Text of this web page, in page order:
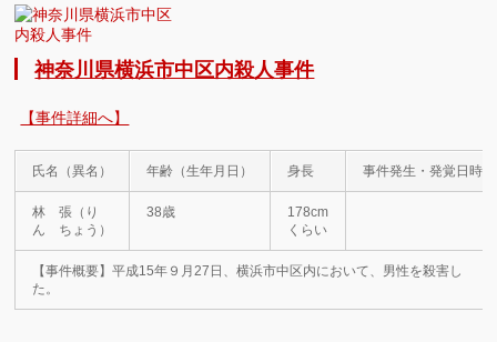
神奈川県横浜市中区内殺人事件
【事件詳細へ】
氏名（異名） 年齢（生年月日） 身長 事件発生・発覚日時
林 張（り
ん ちょう）
38歳
178cm
くらい
【事件概要】平成15年９月27日、横浜市中区内において、男性を殺害し
た。